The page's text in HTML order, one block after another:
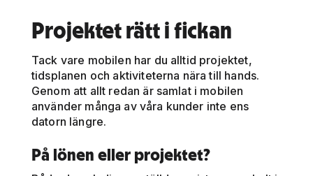
Projektet rätt i fickan
Tack vare mobilen har du alltid projektet,
tidsplanen och aktiviteterna nära till hands.
Genom att allt redan är samlat i mobilen
använder många av våra kunder inte ens
datorn längre.
På lönen eller projektet?